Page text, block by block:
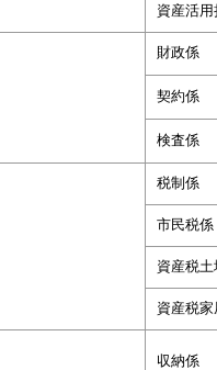
資産活用
財政係
契約係
検査係
税制係
市民税係
資産税土
資産税家
収納係